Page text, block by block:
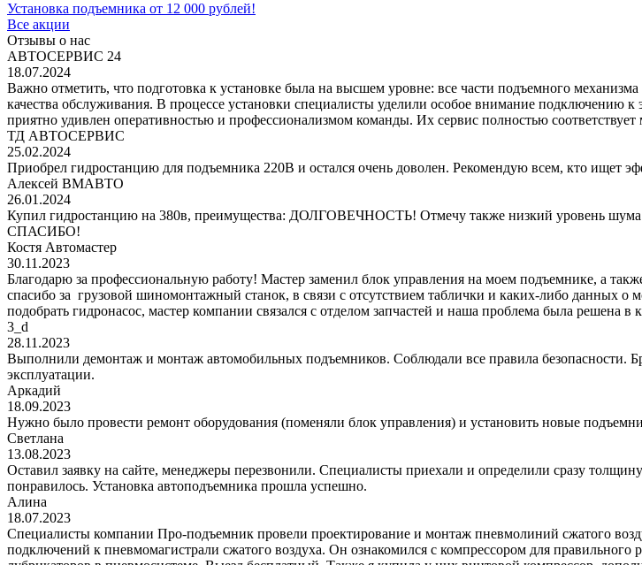
Установка подъемника от 12 000 рублей!
Все акции
Отзывы о нас
АВТОСЕРВИС 24
18.07.2024
Важно отметить, что подготовка к установке была на высшем уровне: все части подъемного
качества обслуживания. В процессе установки специалисты уделили особое внимание подключению
приятно удивлен оперативностью и профессионализмом команды. Их сервис полностью
ТД АВТОСЕРВИС
25.02.2024
Приобрел гидростанцию для подъемника 220В и остался очень доволен. Рекомендую всем, кто ищет
Алексей ВМАВТО
26.01.2024
Купил гидростанцию на 380в, преимущества: ДОЛГОВЕЧНОСТЬ! Отмечу также низкий уровень
СПАСИБО!
Костя Автомастер
30.11.2023
Благодарю за профессиональную работу! Мастер заменил блок управления на моем подъемнике, а
спасибо за грузовой шиномонтажный станок, в связи с отсутствием таблички и каких-либо данных
подобрать гидронасос, мастер компании связался с отделом запчастей и наша проблема была решена в
3_d
28.11.2023
Выполнили демонтаж и монтаж автомобильных подъемников. Соблюдали все правила безопасности.
эксплуатации.
Аркадий
18.09.2023
Нужно было провести ремонт оборудования (поменяли блок управления) и установить новые
Светлана
13.08.2023
Оставил заявку на сайте, менеджеры перезвонили. Специалисты приехали и определили сразу
понравилось. Установка автоподъемника прошла успешно.
Алина
18.07.2023
Специалисты компании Про-подъемник провели проектирование и монтаж пневмолиний сжатого
подключений к пневмомагистрали сжатого воздуха. Он ознакомился с компрессором для правильного